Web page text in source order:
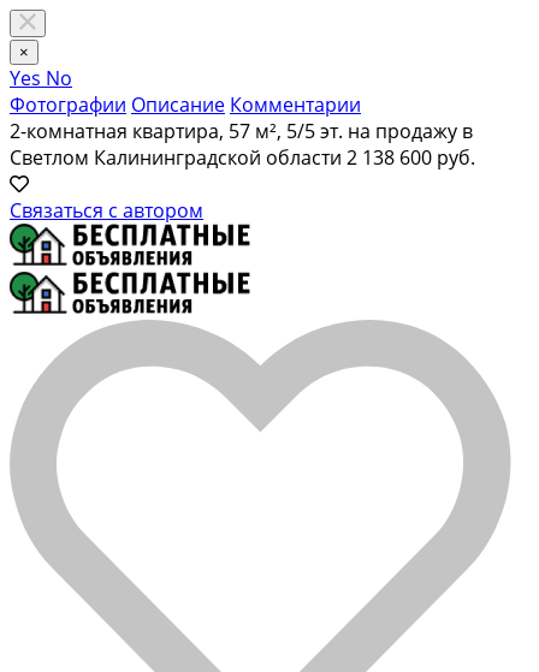
×
Yes No
Фотографии Описание Комментарии
2-комнатная квартира, 57 м², 5/5 эт. на продажу в
Светлом Калининградской области 2 138 600 руб.
Связаться с автором